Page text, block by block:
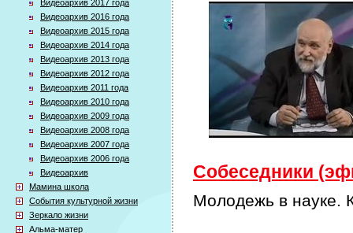
Видеоархив 2017 года
Видеоархив 2016 года
Видеоархив 2015 года
Видеоархив 2014 года
Видеоархив 2013 года
Видеоархив 2012 года
Видеоархив 2011 года
Видеоархив 2010 года
Видеоархив 2009 года
Видеоархив 2008 года
Видеоархив 2007 года
Видеоархив 2006 года
Видеоархив
Мамина школа
События культурной жизни
Зеркало жизни
Альма-матер
Собеседники
Молодежь в науке.